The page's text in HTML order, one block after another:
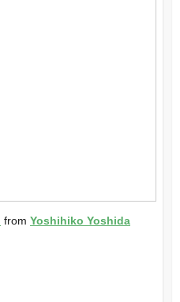
from Yoshihiko Yoshida